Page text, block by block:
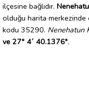
ilçesine bağlıdır.
olduğu harita
kodu 35290. Nenehatun
ve 27° 4´ 40.1376".